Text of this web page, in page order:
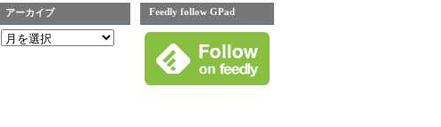
アーカイブ Feedly follow GPad